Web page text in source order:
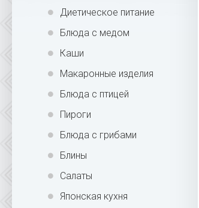
Диетическое питание
Блюда с медом
Каши
Макаронные изделия
Блюда с птицей
Пироги
Блюда с грибами
Блины
Салаты
Японская кухня